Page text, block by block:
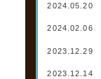
2024.05.20
2024.02.06
2023.12.29
2023.12.14